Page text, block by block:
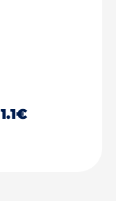
1.1€